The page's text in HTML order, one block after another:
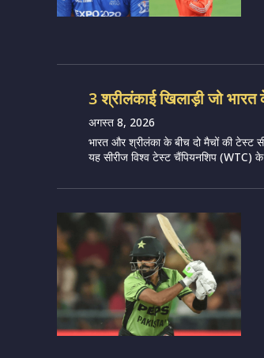
3 श्रीलंकाई खिलाड़ी जो
अगस्त 8, 2026
भारत और श्रीलंका के बीच दो मैचों की टेस्ट
यह सीरीज विश्व टेस्ट चैंपियनशिप (WTC)